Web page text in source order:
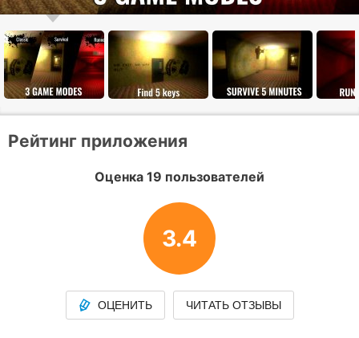
Рейтинг приложения
Оценка 19 пользователей
3.4
ОЦЕНИТЬ ЧИТАТЬ ОТЗЫВЫ